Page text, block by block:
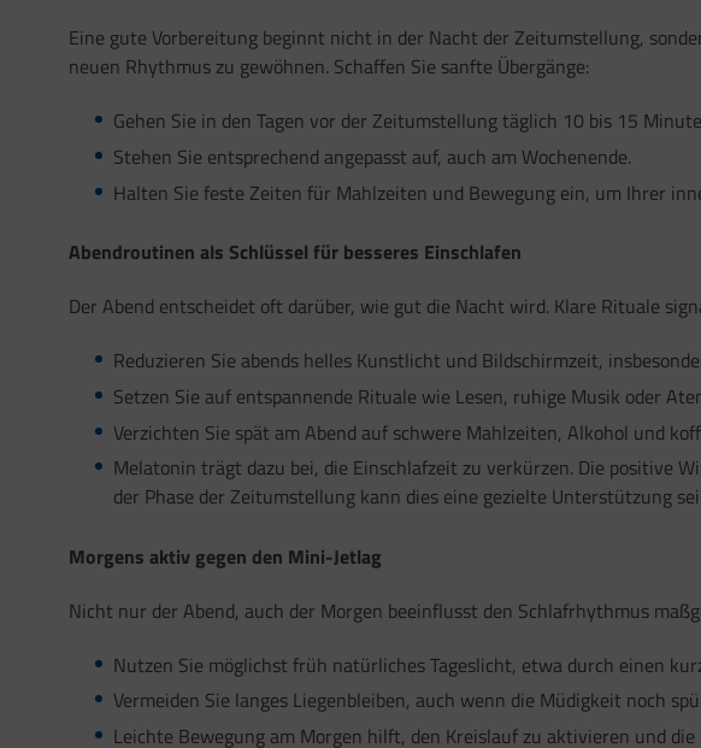
Eine gute Vorbereitung beginnt nicht in der Nacht der Zeitumstellung,
neuen Rhythmus zu gewöhnen. Schaffen Sie sanfte Übergänge:
Gehen Sie in den Tagen vor der Zeitumstellung täglich 10 bis 15
Stehen Sie entsprechend angepasst auf, auch am Wochenende.
Halten Sie feste Zeiten für Mahlzeiten und Bewegung ein, um Ihrer
Abendroutinen als Schlüssel für besseres Einschlafen
Der Abend entscheidet oft darüber, wie gut die Nacht wird. Klare Rituale
Reduzieren Sie abends helles Kunstlicht und Bildschirmzeit,
Setzen Sie auf entspannende Rituale wie Lesen, ruhige Musik oder
Verzichten Sie spät am Abend auf schwere Mahlzeiten, Alkohol und
Melatonin trägt dazu bei, die Einschlafzeit zu verkürzen. Die positive
der Phase der Zeitumstellung kann dies eine gezielte Unterstützung
Morgens aktiv gegen den Mini-Jetlag
Nicht nur der Abend, auch der Morgen beeinflusst den Schlafrhythmus
Nutzen Sie möglichst früh natürliches Tageslicht, etwa durch einen
Vermeiden Sie langes Liegenbleiben, auch wenn die Müdigkeit noch
Leichte Bewegung am Morgen hilft, den Kreislauf zu aktivieren und